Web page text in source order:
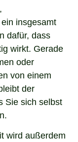
insgesamt
dafür, dass
wirkt. Gerade
oder
von einem
der
Sie sich selbst
wird außerdem